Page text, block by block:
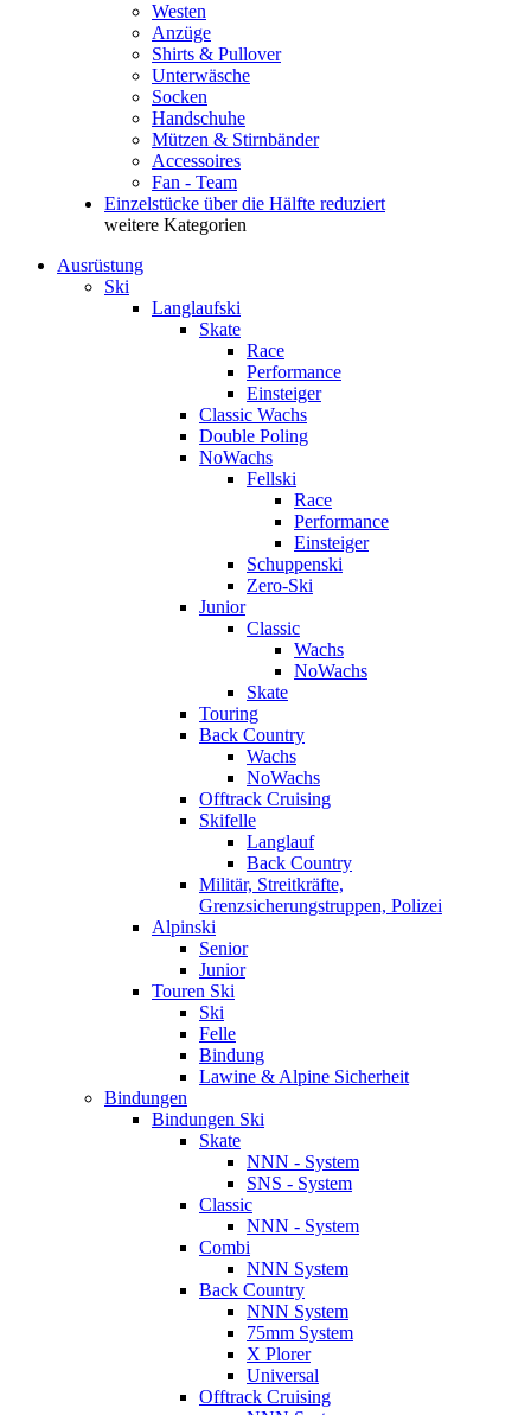
Westen
Anzüge
Shirts & Pullover
Unterwäsche
Socken
Handschuhe
Mützen & Stirnbänder
Accessoires
Fan - Team
Einzelstücke über die Hälfte reduziert
weitere Kategorien
Ausrüstung
Ski
Langlaufski
Skate
Race
Performance
Einsteiger
Classic Wachs
Double Poling
NoWachs
Fellski
Race
Performance
Einsteiger
Schuppenski
Zero-Ski
Junior
Classic
Wachs
NoWachs
Skate
Touring
Back Country
Wachs
NoWachs
Offtrack Cruising
Skifelle
Langlauf
Back Country
Militär, Streitkräfte,
Grenzsicherungstruppen, Polizei
Alpinski
Senior
Junior
Touren Ski
Ski
Felle
Bindung
Lawine & Alpine Sicherheit
Bindungen
Bindungen Ski
Skate
NNN - System
SNS - System
Classic
NNN - System
Combi
NNN System
Back Country
NNN System
75mm System
X Plorer
Universal
Offtrack Cruising